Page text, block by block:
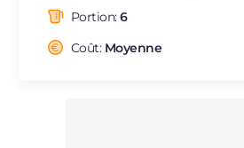
Portion:6
Coût: Moyenne